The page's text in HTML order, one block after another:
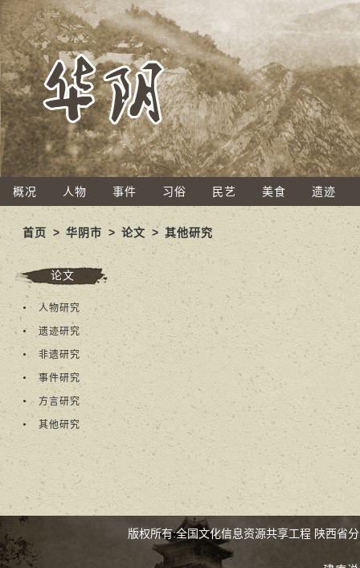
概况 人物 事件 习俗 民艺 美食 遗迹
首页 >华阴市 > 论文 > 其他研究
论文
人物研究
遗迹研究
非遗研究
事件研究
方言研究
其他研究
版权所有:全国文化信息资源共享工程 陕西省